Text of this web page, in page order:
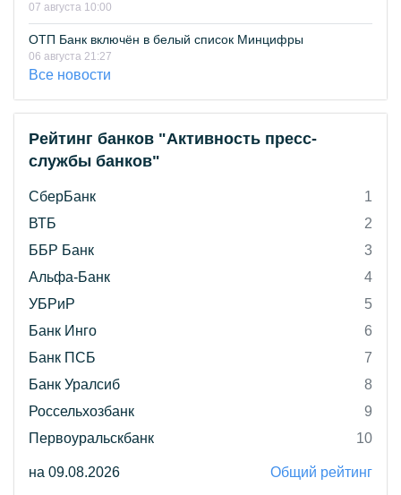
07 августа 10:00
ОТП Банк включён в белый список Минцифры
06 августа 21:27
Все новости
Рейтинг банков "Активность пресс-
службы банков"
СберБанк
1
ВТБ
2
ББР Банк
3
Альфа-Банк
4
УБРиР
5
Банк Инго
6
Банк ПСБ
7
Банк Уралсиб
8
Россельхозбанк
9
Первоуральскбанк
10
на 09.08.2026 Общий рейтинг